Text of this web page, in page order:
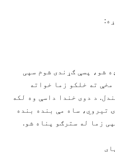
شو، پسې ګړندی شوم سپی
ته خلکو زما خواته
د دوی خندا داسې وه لکه
تیروي، ساه مې بنده بنده
زما له سترګو پناه شو.
پای